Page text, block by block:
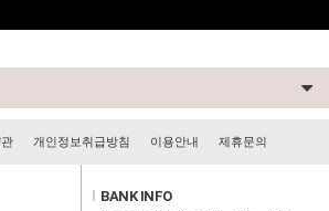
개인정보취급방침 이용안내 제휴문의
l BANK INFO